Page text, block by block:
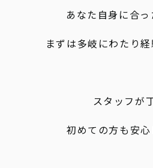
あなた自身に合っ
まずは多岐にわたり
スタッフが
初めての方も安心